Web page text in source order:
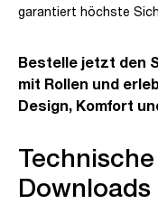
garantiert höchste
Bestelle jetzt den
mit Rollen und
Design, Komfort
Downloads